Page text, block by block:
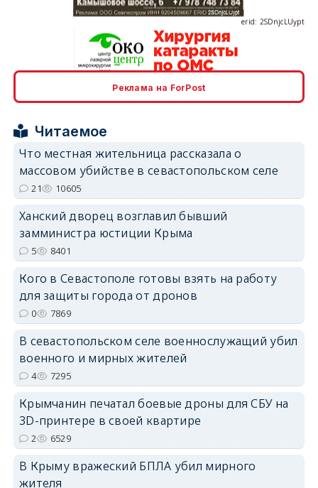
Реклама на ForPost
Читаемое
Что местная жительница рассказала о
массовом убийстве в севастопольском селе
21 10605
Ханский дворец возглавил бывший
замминистра юстиции Крыма
5 8401
Кого в Севастополе готовы взять на работу
для защиты города от дронов
0 7869
В севастопольском селе военнослужащий убил
военного и мирных жителей
4 7295
Крымчанин печатал боевые дроны для СБУ на
3D-принтере в своей квартире
2 6529
В Крыму вражеский БПЛА убил мирного
жителя